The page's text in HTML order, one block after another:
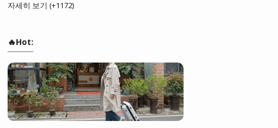
자세히 보기 (+1172)
🔥Hot: